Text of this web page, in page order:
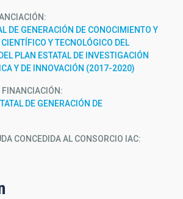
DE GENERACIÓN DE CONOCIMIENTO Y
Y TECNOLÓGICO DEL
PLAN ESTATAL DE INVESTIGACIÓN
Y DE INNOVACIÓN (2017-2020)
DE GENERACIÓN DE
CONCEDIDA AL CONSORCIO IAC